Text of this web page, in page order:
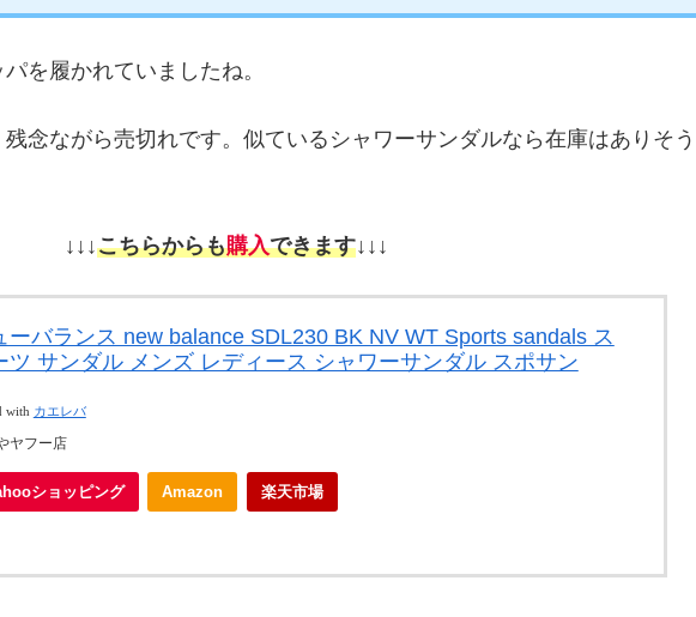
を履かれていましたね。
念ながら売切れです。似ているシャワーサンダルなら在庫はありそう
↓↓↓こちらからも購入できます↓↓↓
ーバランス new balance SDL230 BK NV WT Sports sandals ス
ツ サンダル メンズ レディース シャワーサンダル スポサン
with カエレバ
ヤフー店
ショッピング Amazon 楽天市場